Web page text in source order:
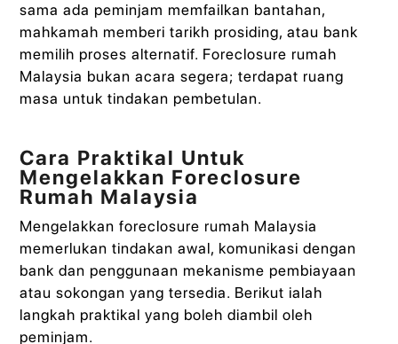
sama ada peminjam memfailkan bantahan,
mahkamah memberi tarikh prosiding, atau bank
memilih proses alternatif. Foreclosure rumah
Malaysia bukan acara segera; terdapat ruang
masa untuk tindakan pembetulan.
Cara Praktikal Untuk
Mengelakkan Foreclosure
Rumah Malaysia
Mengelakkan foreclosure rumah Malaysia
memerlukan tindakan awal, komunikasi dengan
bank dan penggunaan mekanisme pembiayaan
atau sokongan yang tersedia. Berikut ialah
langkah praktikal yang boleh diambil oleh
peminjam.